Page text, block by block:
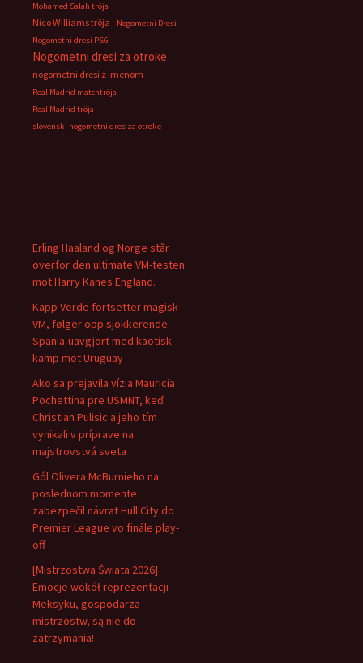
Mohamed Salah tröja
Nico Williams tröja
Nogometni Dresi
Nogometni dresi PSG
Nogometni dresi za otroke
nogometni dresi z imenom
Real Madrid matchtröja
Real Madrid tröja
slovenski nogometni dres za otroke
Erling Haaland og Norge står
overfor den ultimate VM-testen
mot Harry Kanes England.
Kapp Verde fortsetter magisk
VM, følger opp sjokkerende
Spania-uavgjort med kaotisk
kamp mot Uruguay
Ako sa prejavila vízia Mauricia
Pochettina pre USMNT, keď
Christian Pulisic a jeho tím
vynikali v príprave na
majstrovstvá sveta
Gól Olivera McBurnieho na
poslednom momente
zabezpečil návrat Hull City do
Premier League vo finále play-
off
[Mistrzostwa Świata 2026]
Emocje wokół reprezentacji
Meksyku, gospodarza
mistrzostw, są nie do
zatrzymania!